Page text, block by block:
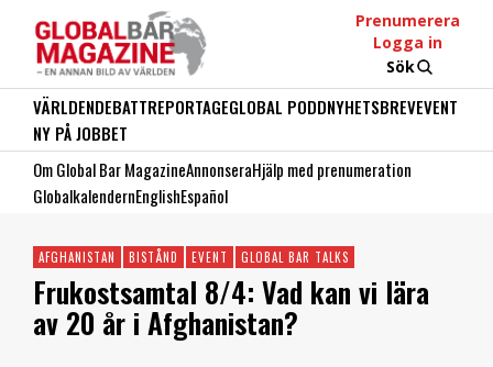
Prenumerera
Logga in
Sök
VÄRLDENDEBATTREPORTAGEGLOBAL PODDNYHETSBREVEVENT
NY PÅ JOBBET
Om Global Bar MagazineAnnonseraHjälp med prenumeration
GlobalkalendernEnglishEspañol
AFGHANISTAN BISTÅND EVENT GLOBAL BAR TALKS
Frukostsamtal 8/4: Vad kan vi lära
av 20 år i Afghanistan?